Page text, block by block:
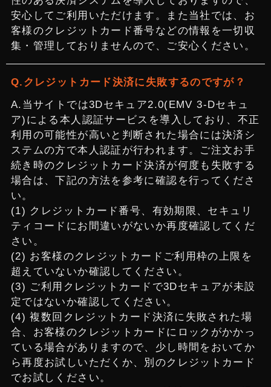
安心してご利用いただけます。また当社では、お
客様のクレジットカード番号などの情報を一切収
集・管理しておりませんので、ご安心ください。
クレジットカード決済に失敗するのですが？
当サイトでは3Dセキュア2.0(EMV 3-Dセキュ
ア)による本人認証サービスを導入しており、不正
利用の可能性が高いと判断された場合には決済シ
ステムの方で本人認証が行われます。ご注文お手
続き時のクレジットカード決済が何度も失敗する
場合は、下記の方法を参考に確認を行ってくださ
い。
(1) クレジットカード番号、有効期限、セキュリ
ティコードにお間違いがないか再度確認してくだ
さい。
(2) お客様のクレジットカードご利用枠の上限を
超えていないか確認してください。
(3) ご利用クレジットカードで3Dセキュアが未設
定ではないか確認してください。
(4) 複数回クレジットカード決済に失敗された場
合、お客様のクレジットカードにロックがかかっ
ている場合がありますので、少し時間をおいてか
ら再度お試しいただくか、別のクレジットカード
でお試しください。